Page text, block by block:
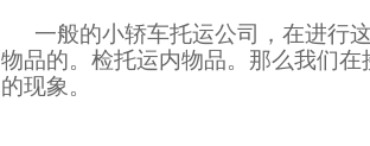
一般的小轿车托运公司，在进行
物品的。检托运内物品。那么我们
的现象。